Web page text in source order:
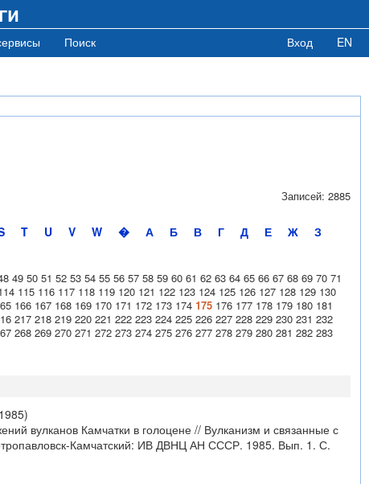
Поиск Вход EN
T U V W � А Б В Г Д Е Ж
З
Записей: 2885
49 50 51 52 53 54 55 56 57 58 59 60 61 62 63 64 65 66 67 68 69 70 71
115 116 117 118 119 120 121 122 123 124 125 126 127 128 129 130
166 167 168 169 170 171 172 173 174 175 176 177 178 179 180 181
217 218 219 220 221 222 223 224 225 226 227 228 229 230 231 232
268 269 270 271 272 273 274 275 276 277 278 279 280 281 282 283
вулканов Камчатки в голоцене // Вулканизм и связанные с
Камчатский: ИВ ДВНЦ АН СССР. 1985. Вып. 1. С.